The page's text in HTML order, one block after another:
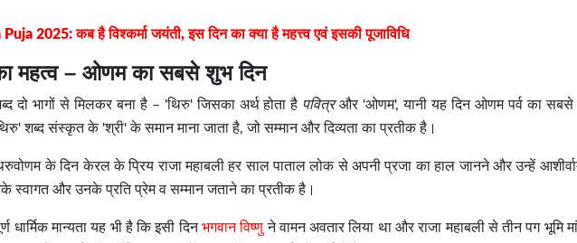
2025: कब है विश्कर्मा जयंती, इस दिन का क्या है महत्त्व एवं इसकी पूजाविधि
महत्व – ओणम का सबसे शुभ दिन
दो भागों से मिलकर बना है – 'थिरु' जिसका अर्थ होता है पवित्रऔर 'ओणम', यानी यह दिन ओणम पर्व का
शब्द संस्कृत के 'श्री' के समान माना जाता है, जो सम्मान और दिव्यता का प्रतीक है।
के दिन केरल के प्रिय राजा महाबली हर साल पाताल लोक से अपनी प्रजा का हाल जानने और उन्हें
स्वागत और उनके प्रति प्रेम व सम्मान जताने का प्रतीक है।
मान्यता यह भी है कि इसी दिनभगवान विष्णु ने वामन अवतार लिया था और राजा महाबली से तीन पग भूमि